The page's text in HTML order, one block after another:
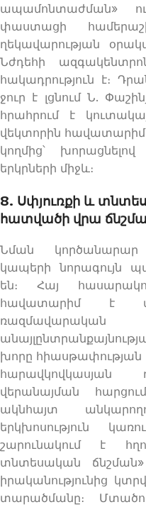
ապամոնտաժման»
փաստացի
ղեկավարության
Նժդեհի
հակադրություն է։
ջուր է լցնում Ն.
հրահրում է
վեկտորին
կողմից՝
երկրների միջև։
8. Սփյուռքի և
հատվածի վրա
Նման
կապերի նորագույն
են։ Հայ
հավատարիմ է
ռազմավարական
խորը հիասթափության
հարավկովկասյան
վերանայման
ակնհայտ
երկխոսություն
շարունակում է
տնտեսական
իրականությունից
տարածմանը։